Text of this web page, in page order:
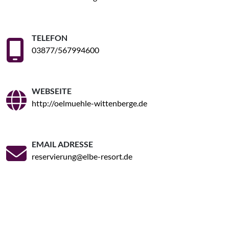
TELEFON
03877/567994600
WEBSEITE
http://oelmuehle-wittenberge.de
EMAIL ADRESSE
reservierung@elbe-resort.de